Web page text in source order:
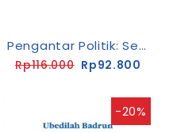
Pengantar Politik: Sebuah Telaah Empirik & Ilmiah
Rp116.000 Rp92.800
-20%